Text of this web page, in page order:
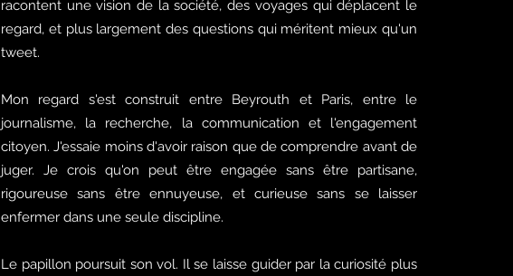
racontent une vision de la société, des voyages qui déplacent le
regard, et plus largement des questions qui méritent mieux qu'un
tweet.
Mon regard s'est construit entre Beyrouth et Paris, entre le
journalisme, la recherche, la communication et l'engagement
citoyen. J'essaie moins d'avoir raison que de comprendre avant de
juger. Je crois qu'on peut être engagée sans être partisane,
rigoureuse sans être ennuyeuse, et curieuse sans se laisser
enfermer dans une seule discipline.
Le papillon poursuit son vol. Il se laisse guider par la curiosité plus